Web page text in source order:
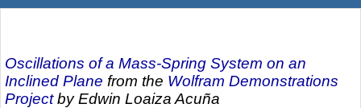
Oscillations of a Mass-Spring System on an
Inclined Plane from the Wolfram Demonstrations
Projectby Edwin Loaiza Acuña